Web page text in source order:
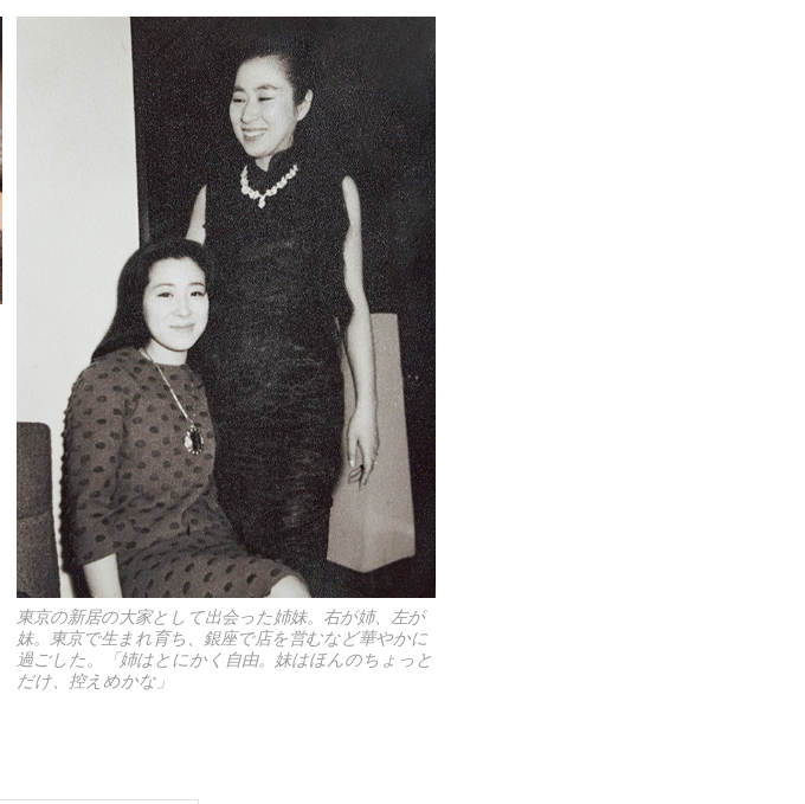
東京の新居の大家として出会った姉妹。右が姉、左が
妹。東京で生まれ育ち、銀座で店を営むなど華やかに
過ごした。「姉はとにかく自由。妹はほんのちょっと
だけ、控えめかな」